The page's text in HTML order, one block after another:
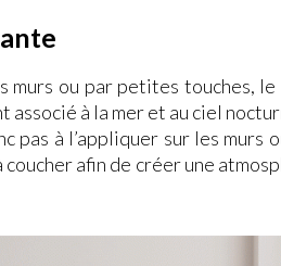
murs ou par petites touches, le
associé à la mer et au ciel
pas à l’appliquer sur les murs
afin de créer une